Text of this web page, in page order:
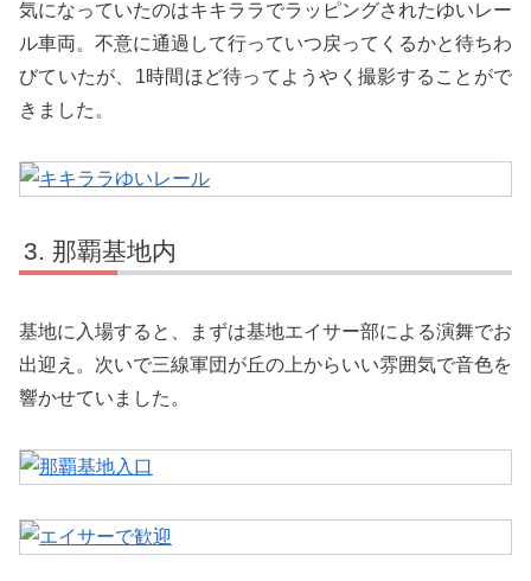
気になっていたのはキキララでラッピングされたゆいレー
ル車両。不意に通過して行っていつ戻ってくるかと待ちわ
びていたが、1時間ほど待ってようやく撮影することがで
きました。
那覇基地内
基地に入場すると、まずは基地エイサー部による演舞でお
出迎え。次いで三線軍団が丘の上からいい雰囲気で音色を
響かせていました。